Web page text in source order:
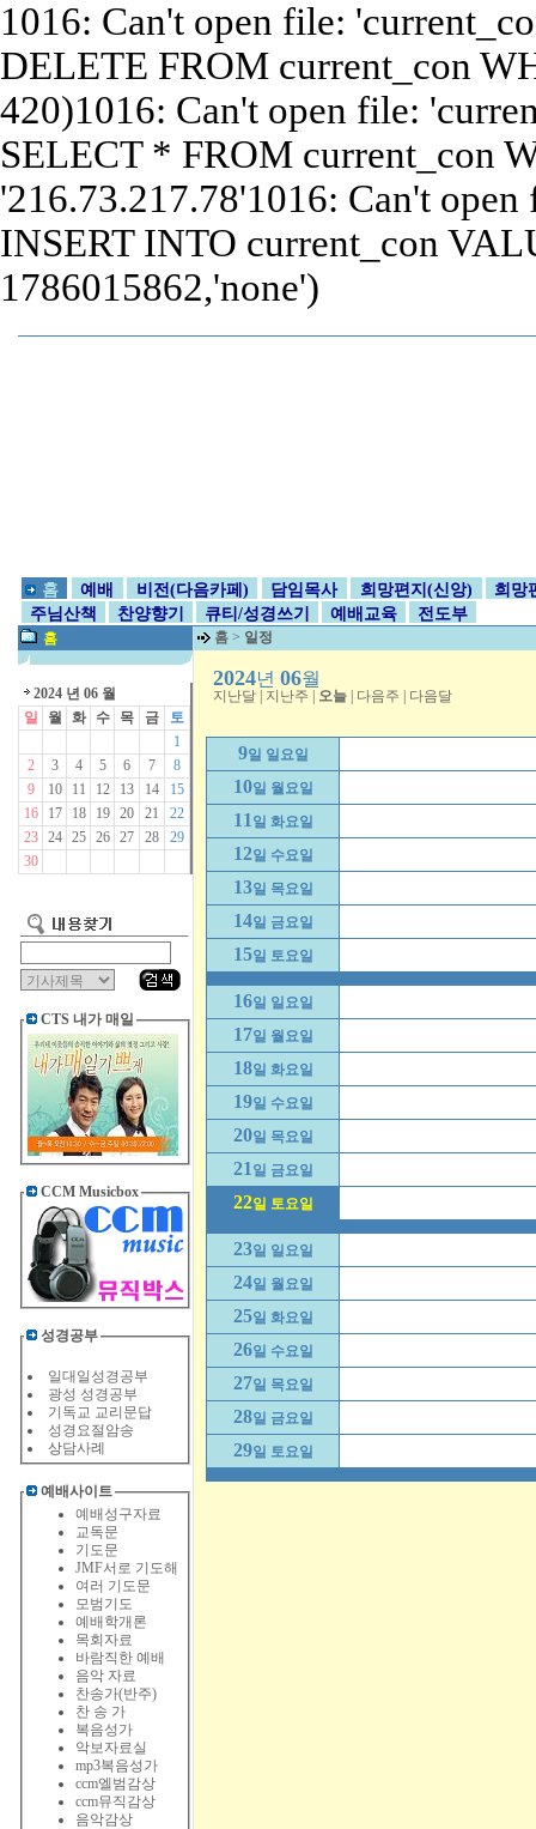
1016: Can't open file:
DELETE FROM current_con
420)1016: Can't open file:
SELECT * FROM current_con
'216.73.217.78'1016: Can't
INSERT INTO current_con
1786015862,'none')
홈 예배 비전(다음카페) 담임목사 희망편지(신앙)
희망
주님산책
찬양향기 큐티/성경쓰기 예배교육 전도부
홈
2024 년 06 월
일
월 화 수 목 금
토
1
2
3 4 5 6 7
8
9
10 11 12 13 14
15
16
17 18 19 20 21
22
23
24 25 26 27 28
29
30
CTS 내가 매일
CCM Musicbox
성경공부
일대일성경공부
광성 성경공부
기독교 교리문답
성경요절암송
상담사례
예배사이트
예배성구자료
교독문
기도문
JMF서로 기도해
여러 기도문
모범기도
예배학개론
목회자료
바람직한 예배
음악 자료
찬송가(반주)
찬 송 가
복음성가
악보자료실
mp3복음성가
ccm엘범감상
ccm뮤직감상
음악감상
홈 > 일정
2024년 06월
지난달 지난주 오늘 다음주 다음달
9일 일요일
10일 월요일
11 일 화요일
12일 수요일
13일 목요일
14일 금요일
15일 토요일
16일 일요일
17일 월요일
18일 화요일
19일 수요일
20일 목요일
21 일 금요일
22일 토요일
23일 일요일
24일 월요일
25일 화요일
26일 수요일
27일 목요일
28일 금요일
29일 토요일